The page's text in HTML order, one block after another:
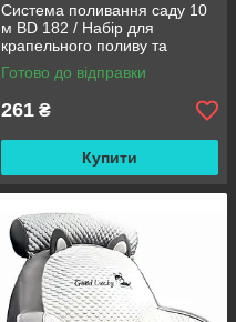
Система поливання саду 10
м BD 182 / Набір для
крапельного поливу та
охолодження / Комплект для
поливання
Готово до відправки
261 ₴
Купити